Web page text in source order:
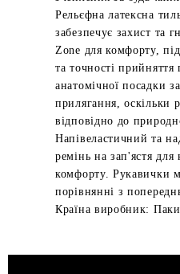
Рельєфна латексна
забезпечує захист та
Zone для комфорту,
та точності прийняття
анатомічної посадки
прилягання, оскільки
відповідно до
Напівеластичний та
ремінь на зап'ястя
комфорту. Рукавички
порівнянні з
Країна виробник: